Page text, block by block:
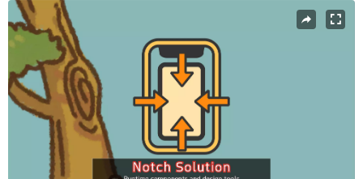
当前幻灯片：1 / 6